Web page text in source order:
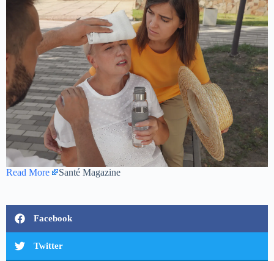
Read More Santé Magazine
Facebook
Twitter